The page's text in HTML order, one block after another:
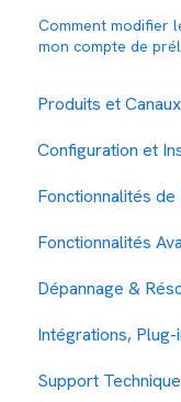
Comment modifier
mon compte de
Produits et Canaux
SMS
TTS
RCS
Time2Chat
SMS enrichi
Raccourcisseur
Configuration et
Tarifs et
Gestion des
Gestion de
Mon Compte
Mesures de
Fonctionnalités de
Gestion des
Gestion des
Gestion des
Sécurité
Fonctionnalités
Automatisations
Les differents
Business
Dépannage &
Problèmes
Les Codes
Intégrations, Plug-
Intégration
Support Technique